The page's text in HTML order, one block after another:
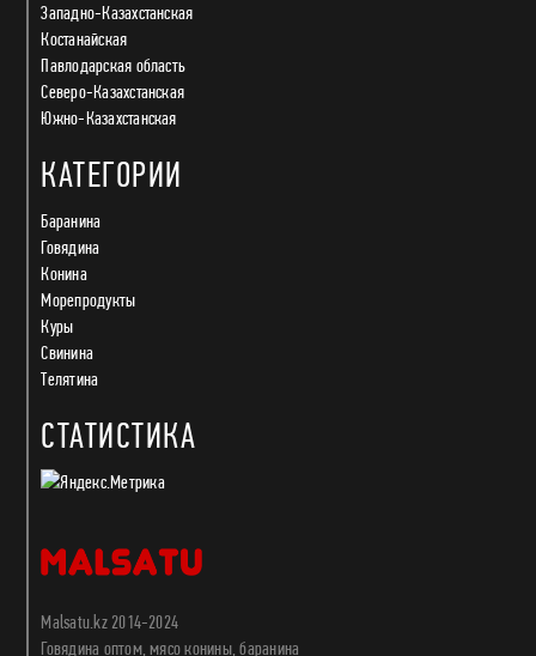
Западно-Казахстанская
Костанайская
Павлодарская область
Северо-Казахстанская
Южно-Казахстанская
КАТЕГОРИИ
Баранина
Говядина
Конина
Морепродукты
Куры
Свинина
Телятина
СТАТИСТИКА
Malsatu.kz 2014-2024
Говядина оптом, мясо конины, баранина